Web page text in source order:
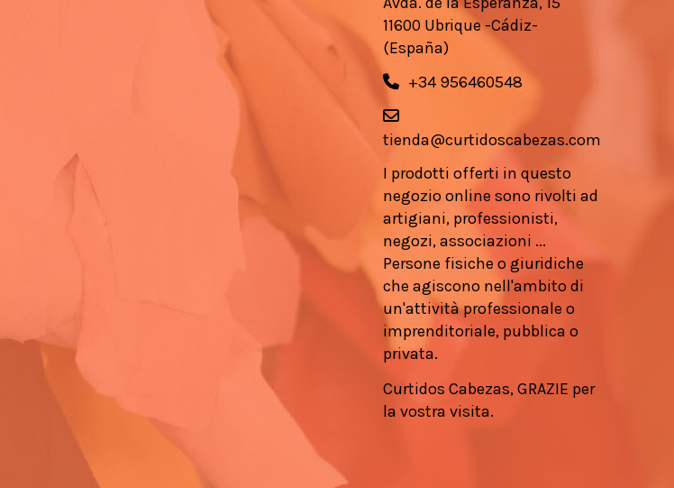
11600 Ubrique -Cádiz-
(España)
+34 956460548
tienda@curtidoscabezas.com
I prodotti offerti in questo
negozio online sono rivolti ad
artigiani, professionisti,
negozi, associazioni ...
Persone fisiche o giuridiche
che agiscono nell'ambito di
un'attività professionale o
imprenditoriale, pubblica o
privata.
Curtidos Cabezas, GRAZIE per
la vostra visita.